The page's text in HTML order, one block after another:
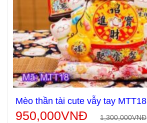
Mèo thần tài cute vẫy tay MTT18
1,300,000VNĐ
950,000VNĐ